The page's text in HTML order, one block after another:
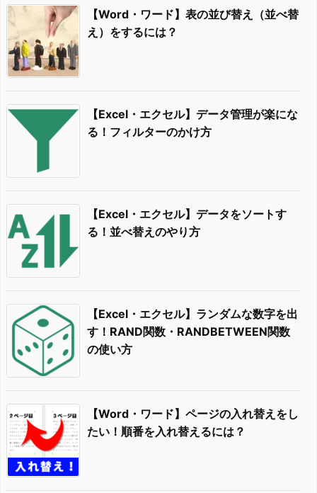
【Word・ワード】表の並び替え（並べ替
え）をするには？
【Excel・エクセル】データ管理が楽にな
る！フィルターのかけ方
【Excel・エクセル】データをソートす
る！並べ替えのやり方
【Excel・エクセル】ランダムな数字を出
す！RAND関数・RANDBETWEEN関数
の使い方
【Word・ワード】ページの入れ替えをし
たい！順番を入れ替えるには？